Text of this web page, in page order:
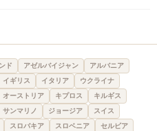
ド アゼルバイジャン
アルバニア
イギリス イタリア
ウクライナ
オーストリア キプロス
キルギス
サンマリノ ジョージア
スイス
スロバキア スロベニア
セルビア